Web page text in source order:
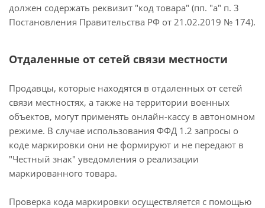
должен содержать реквизит "код товара" (пп. "а" п. 3
Постановления Правительства РФ от 21.02.2019 № 174).
Отдаленные от сетей связи местности
Продавцы, которые находятся в отдаленных от сетей
связи местностях, а также на территории военных
объектов, могут применять онлайн-кассу в автономном
режиме. В случае использования ФФД 1.2 запросы о
коде маркировки они не формируют и не передают в
"Честный знак" уведомления о реализации
маркированного товара.
Проверка кода маркировки осуществляется с помощью